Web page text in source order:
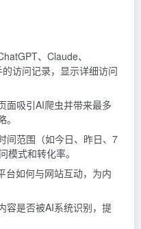
、Claude、
访问记录，显示详细访问
面吸引AI爬虫并带来最多
间范围（如今日、昨日、7
模式和转化率。
台如何与网站互动，为内
容是否被AI系统识别，提